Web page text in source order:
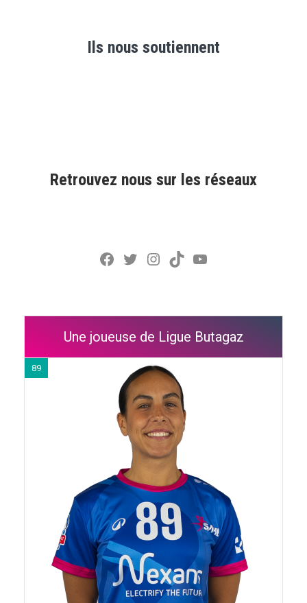
Ils nous soutiennent
Retrouvez nous sur les réseaux
Facebook
Twitter
Instagram
TikTokYouTube
Une joueuse de Ligue Butagaz
89